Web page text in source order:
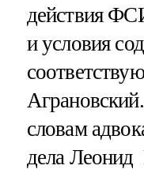
действия
и условия
словам
дела Леонид